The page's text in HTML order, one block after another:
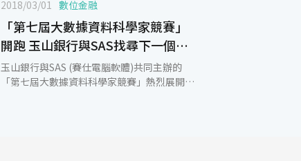
2018/03/01 數位金融
「第七屆大數據資料科學家競賽」
開跑 玉山銀行與SAS找尋下一個
「資料科學家」明日之星
玉山銀行與SAS (賽仕電腦軟體)共同主辦的
「第七屆大數據資料科學家競賽」熱烈展開，